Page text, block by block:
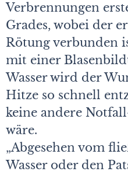
Verbrennungen
Grades, wobei der
Rötung verbunden
mit einer
Wasser wird der
Hitze so schnell
keine andere
wäre.
„Abgesehen vom
Wasser oder den